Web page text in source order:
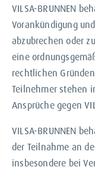
VILSA-BRUNNEN
Vorankündigung
abzubrechen oder
eine
rechtlichen
Teilnehmer stehen
Ansprüche gegen
VILSA-BRUNNEN
der Teilnahme an
insbesondere bei